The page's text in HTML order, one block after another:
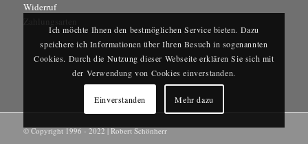
Widerruf
© Copyright 1996 - 2022 | Robert Schönherr
Ich möchte Ihnen den bestmöglichen Service bieten. Dazu
speichere ich Informationen über Ihren Besuch in sogenannten
Cookies. Durch die Nutzung dieser Webseite erklären Sie sich mit
der Verwendung von Cookies einverstanden.
Einverstanden Mehr dazu